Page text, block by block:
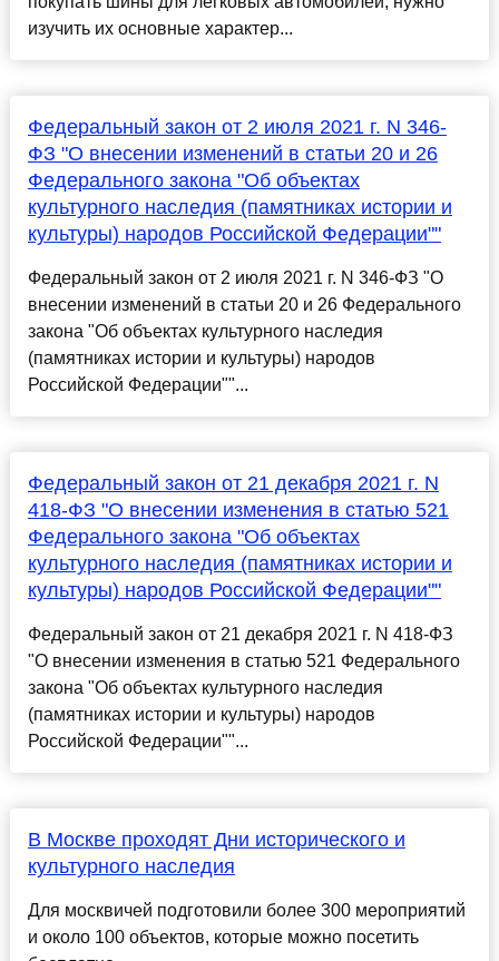
изучить их основные характер...
Федеральный закон от 2 июля 2021 г. N 346-
ФЗ "О внесении изменений в статьи 20 и 26
Федерального закона "Об объектах
культурного наследия (памятниках истории и
культуры) народов Российской Федерации""
Федеральный закон от 2 июля 2021 г. N 346-ФЗ "О
внесении изменений в статьи 20 и 26 Федерального
закона "Об объектах культурного наследия
(памятниках истории и культуры) народов
Российской Федерации""...
Федеральный закон от 21 декабря 2021 г. N
418-ФЗ "О внесении изменения в статью 521
Федерального закона "Об объектах
культурного наследия (памятниках истории и
культуры) народов Российской Федерации""
Федеральный закон от 21 декабря 2021 г. N 418-ФЗ
"О внесении изменения в статью 521 Федерального
закона "Об объектах культурного наследия
(памятниках истории и культуры) народов
Российской Федерации""...
В Москве проходят Дни исторического и
культурного наследия
Для москвичей подготовили более 300 мероприятий
и около 100 объектов, которые можно посетить